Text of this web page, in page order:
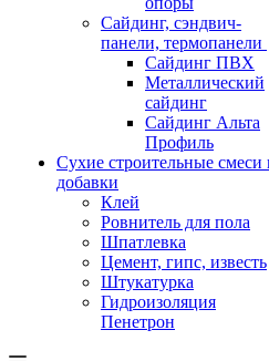
Cайдинг, сэндвич-
панели, термопанели
Сайдинг ПВХ
Металлический
сайдинг
Сайдинг Альта
Профиль
Сухие строительные смеси
добавки
Клей
Ровнитель для пола
Шпатлевка
Цемент, гипс, известь
Штукатурка
Гидроизоляция
Пенетрон